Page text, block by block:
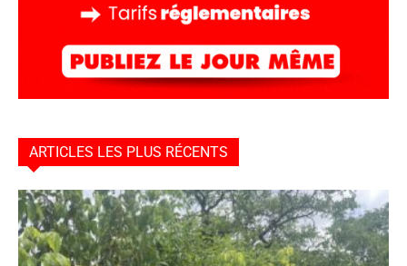
ARTICLES LES PLUS RÉCENTS